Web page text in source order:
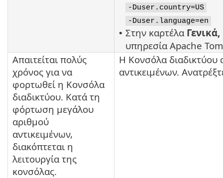
-Duser.country=US
-Duser.language=en
• Στην καρτέλα Γενικά,
υπηρεσία Apache
Απαιτείται πολύς
χρόνος για να
φορτωθεί η Κονσόλα
διαδικτύου. Κατά τη
φόρτωση μεγάλου
αριθμού
αντικειμένων,
διακόπτεται η
λειτουργία της
κονσόλας.
Η Κονσόλα διαδικτύου
αντικειμένων.